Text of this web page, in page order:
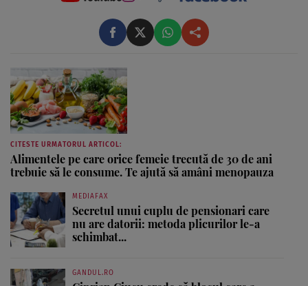
CITESTE URMATORUL ARTICOL:
Alimentele pe care orice femeie trecută de 30 de ani
trebuie să le consume. Te ajută să amâni menopauza
MEDIAFAX
Secretul unui cuplu de pensionari care
nu are datorii: metoda plicurilor le-a
schimbat...
GANDUL.RO